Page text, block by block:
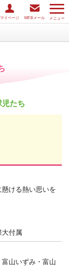
メニュー
マイページ WEBメール
たち
ける熱い思いを
大付属
山いずみ・富山